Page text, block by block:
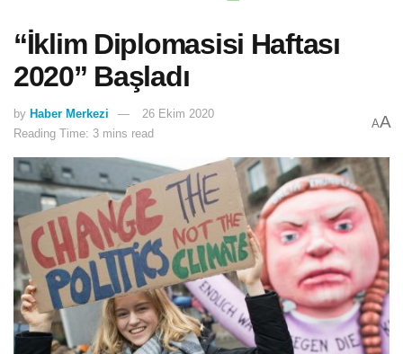
“İklim Diplomasisi Haftası
2020” Başladı
by Haber Merkezi
26 Ekim 2020
Reading Time: 3 mins read
AA